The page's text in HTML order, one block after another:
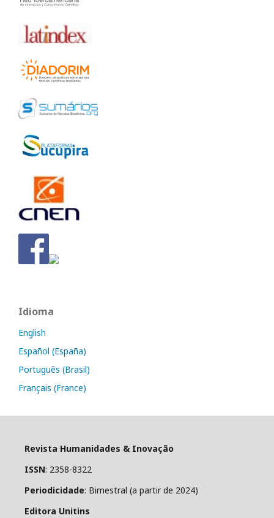
Idioma
English
Español (España)
Português (Brasil)
Français (France)
Revista Humanidades & Inovação
ISSN: 2358-8322
Periodicidade: Bimestral (a partir de 2024)
Editora Unitins